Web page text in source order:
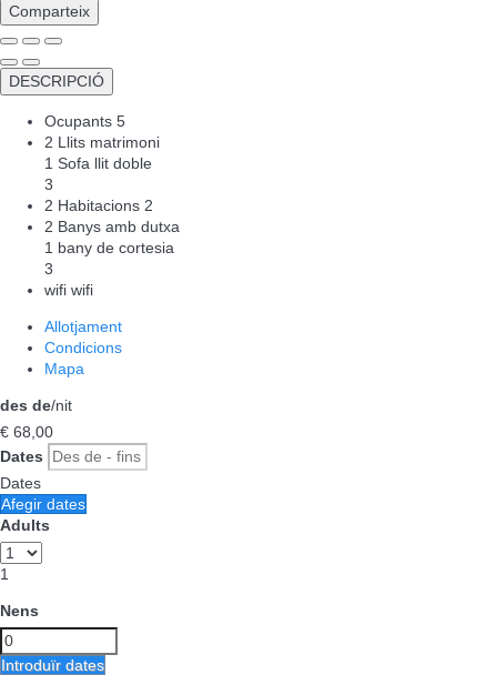
Comparteix
DESCRIPCIÓ
Ocupants 5
2 Llits matrimoni
1 Sofa llit doble
3
2 Habitacions 2
2 Banys amb dutxa
1 bany de cortesia
3
wifi wifi
Allotjament
Condicions
Mapa
des de/nit
€ 68, 00
Dates
Dates
Afegir dates
Adults
1
Nens
Introduïr dates